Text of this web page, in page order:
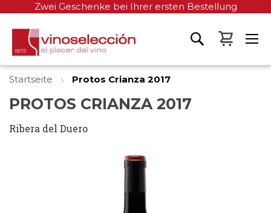
Zwei Geschenke bei Ihrer ersten Bestellung
Mein
Startseite Protos Crianza 2017
PROTOS CRIANZA 2017
Ribera del Duero